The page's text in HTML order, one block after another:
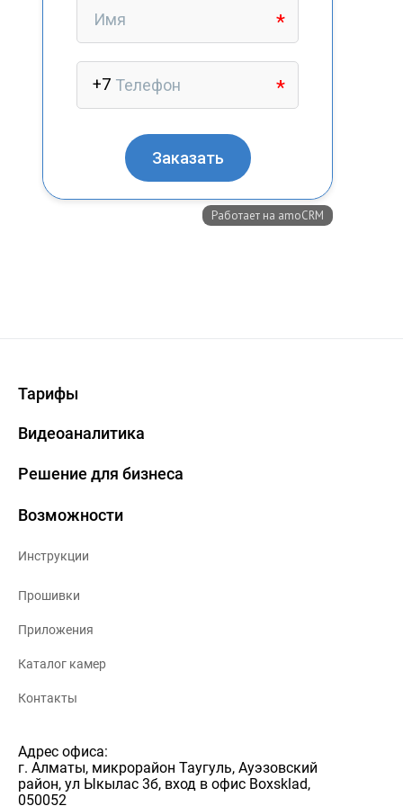
Тарифы
Видеоаналитика
Решение для бизнеса
Возможности
Инструкции
Прошивки
Приложения
Каталог камер
Контакты
Адрес офиса:
г. Алматы, микрорайон Таугуль, Ауэзовский
район, ул Ыкылас 3б, вход в офис Boxsklad,
050052